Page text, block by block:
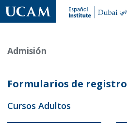
Pasar
al
principal
Admisión
Formularios de registro
Cursos Adultos